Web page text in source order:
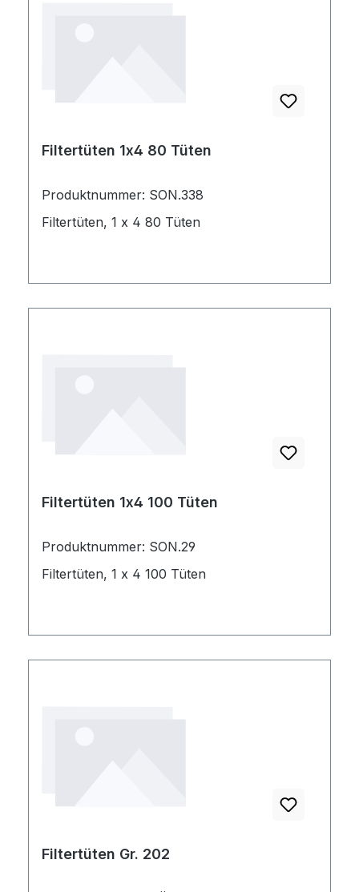
Filtertüten 1x4 80 Tüten
Produktnummer: SON.338
Filtertüten, 1 x 4 80 Tüten
Filtertüten 1x4 100 Tüten
Produktnummer: SON.29
Filtertüten, 1 x 4 100 Tüten
Filtertüten Gr. 202